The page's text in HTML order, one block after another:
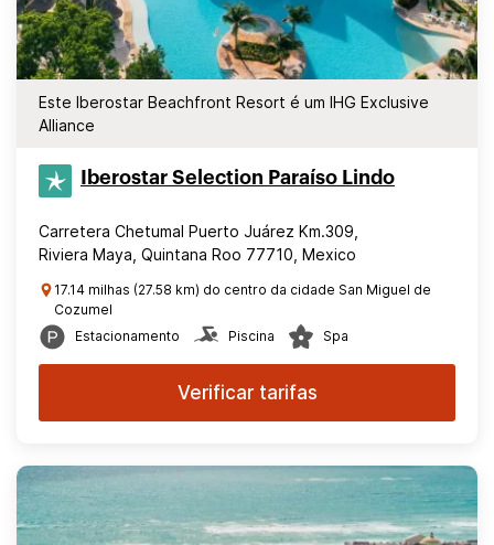
Este Iberostar Beachfront Resort é um IHG Exclusive
Alliance
Iberostar Selection​ Paraíso Lindo
Carretera Chetumal Puerto Juárez Km.309,
Riviera Maya, Quintana Roo 77710, Mexico
17.14 milhas (27.58 km) do centro da cidade San Miguel de
Cozumel
Estacionamento
Piscina Spa
Verificar tarifas